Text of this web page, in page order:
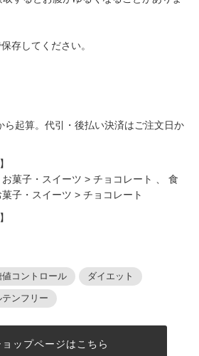
してください。
ら起算。代引・後払い決済はご注文日か
お菓子・スイーツ >チョコレート 、食
菓子・スイーツ >チョコレート
値コントロール ダイエット
テンフリー
ップページはこちら